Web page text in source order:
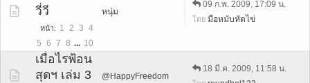
วี่วี
หน้า 1 2 3 4
5 6 7 8 ... 10
หนุ่ม
09 ก.พ. 2009, 17:09 น.
โดย มือหมับหัดไข่
เมื่อไรฟ้อน
สุดฯ เล่ม 3
@HappyFreedom
18 มี.ค. 2009, 11:58 น.